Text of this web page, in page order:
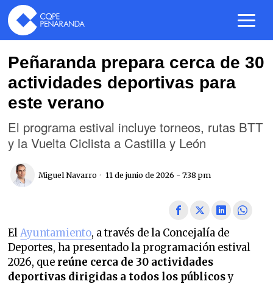
Peñaranda prepara cerca de 30
actividades deportivas para
este verano
El programa estival incluye torneos, rutas BTT
y la Vuelta Ciclista a Castilla y León
Miguel Navarro 11 de junio de 2026 - 7:38 pm
ElAyuntamiento, a través de la Concejalía de
Deportes, ha presentado la programación estival
2026, que reúne cerca de 30 actividades
deportivas dirigidas a todos los públicosy